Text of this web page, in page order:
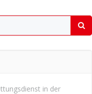
in der